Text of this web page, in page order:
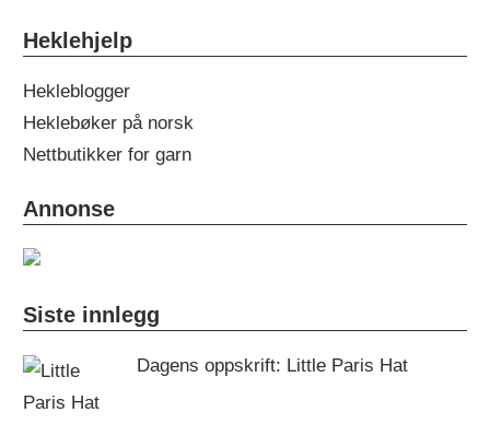
Heklehjelp
Hekleblogger
Heklebøker på norsk
Nettbutikker for garn
Annonse
Siste innlegg
Dagens oppskrift: Little Paris Hat